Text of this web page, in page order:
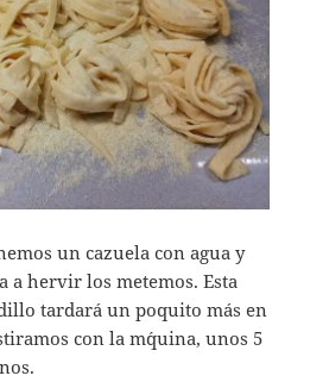
un cazuela con agua y
a hervir los metemos. Esta
tardará un poquito más en
con la m´quina, unos 5